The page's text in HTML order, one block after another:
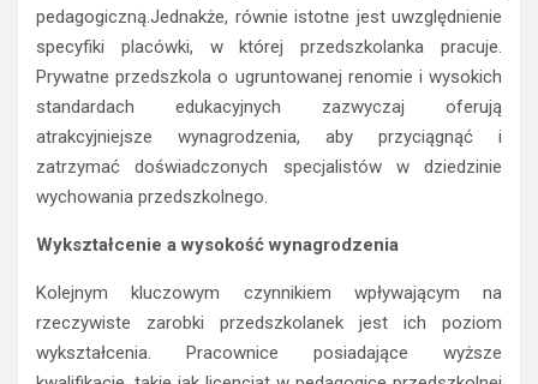
pedagogiczną.Jednakże, równie istotne jest uwzględnienie
specyfiki placówki, w której przedszkolanka pracuje.
Prywatne przedszkola o ugruntowanej renomie i wysokich
standardach edukacyjnych zazwyczaj oferują
atrakcyjniejsze wynagrodzenia, aby przyciągnąć i
zatrzymać doświadczonych specjalistów w dziedzinie
wychowania przedszkolnego.
Wykształcenie a wysokość wynagrodzenia
Kolejnym kluczowym czynnikiem wpływającym na
rzeczywiste zarobki przedszkolanek jest ich poziom
wykształcenia. Pracownice posiadające wyższe